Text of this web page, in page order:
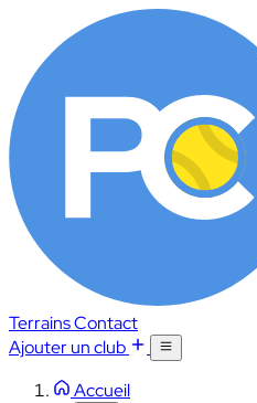
TerrainsContact
Ajouter un club
Accueil